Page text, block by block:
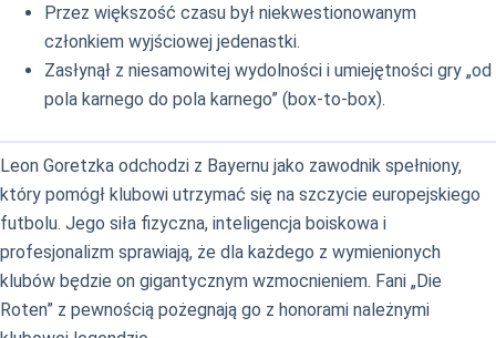
Przez większość czasu był niekwestionowanym
członkiem wyjściowej jedenastki.
Zasłynął z niesamowitej wydolności i umiejętności gry „od
pola karnego do pola karnego” (box-to-box).
Leon Goretzka odchodzi z Bayernu jako zawodnik spełniony,
który pomógł klubowi utrzymać się na szczycie europejskiego
futbolu. Jego siła fizyczna, inteligencja boiskowa i
profesjonalizm sprawiają, że dla każdego z wymienionych
klubów będzie on gigantycznym wzmocnieniem. Fani „Die
Roten” z pewnością pożegnają go z honorami należnymi